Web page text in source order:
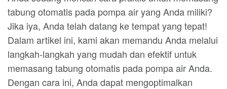
tabung otomatis pada pompa air yang Anda miliki?
Jika iya, Anda telah datang ke tempat yang tepat!
Dalam artikel ini, kami akan memandu Anda melalui
langkah-langkah yang mudah dan efektif untuk
memasang tabung otomatis pada pompa air Anda.
Dengan cara ini, Anda dapat mengoptimalkan